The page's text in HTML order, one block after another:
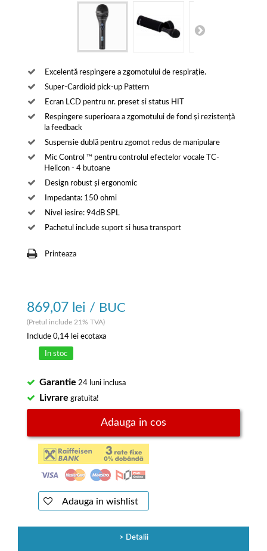
Excelentă respingere a zgomotului de respirație.
Super-Cardioid pick-up Pattern
Ecran LCD pentru nr. preset si status HIT
Respingere superioara a zgomotului de fond și rezistență
la feedback
Suspensie dublă pentru zgomot redus de manipulare
Mic Control ™ pentru controlul efectelor vocale TC-
Helicon - 4 butoane
Design robust și ergonomic
Impedanta: 150 ohmi
Nivel iesire: 94dB SPL
Pachetul include suport si husa transport
Printeaza
869,07 lei / BUC
(Pretul include 21% TVA)
Include 0,14 lei ecotaxa
In stoc
Garantie 24 luni inclusa
Livrare gratuita!
Adauga in cos
Adauga in wishlist
Detalii